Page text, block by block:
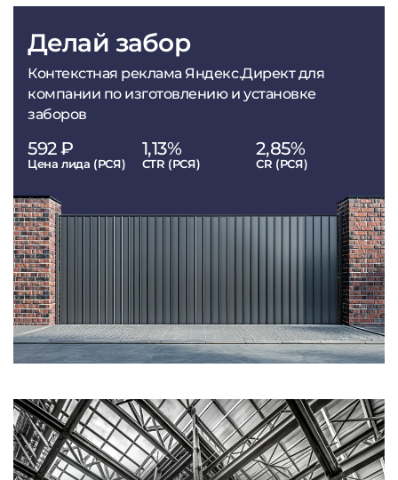
Делай забор
Контекстная реклама Яндекс.Директ для
компании по изготовлению и установке
заборов
592 ₽
Цена лида (РСЯ)
1,13%
CTR (РСЯ)
2,85%
CR (РСЯ)